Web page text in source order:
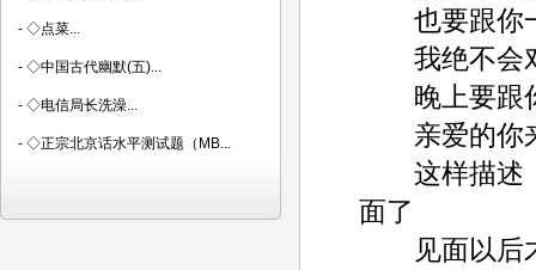
也要跟你
我绝不会
晚上要跟
亲爱的你来
这样描述，
面了
见面以后才
- ◇点菜...
- ◇中国古代幽默(五)...
- ◇电信局长洗澡...
- ◇正宗北京话水平测试题（MB...